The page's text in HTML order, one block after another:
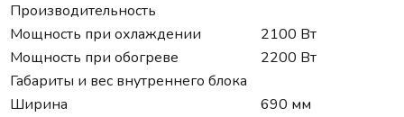
Производительность
Мощность при охлаждении
2100 Вт
Мощность при обогреве
2200 Вт
Габариты и вес внутреннего блока
Ширина
690 мм